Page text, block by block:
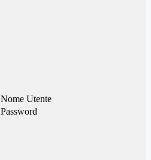
Nome Utente
Password